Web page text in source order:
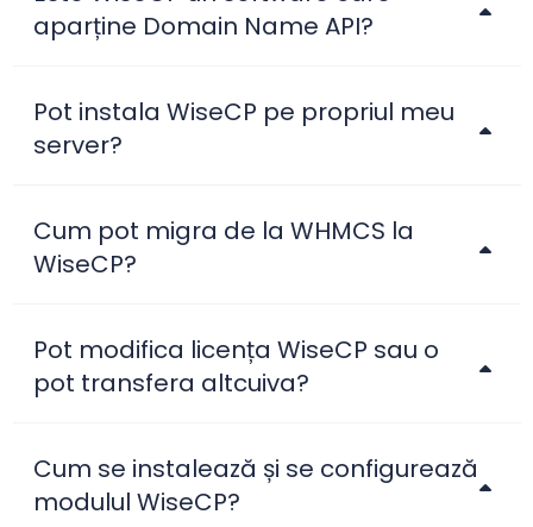
aparține Domain Name API?
Pot instala WiseCP pe propriul meu
server?
Cum pot migra de la WHMCS la
WiseCP?
Pot modifica licența WiseCP sau o
pot transfera altcuiva?
Cum se instalează și se configurează
modulul WiseCP?